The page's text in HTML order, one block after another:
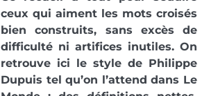
ceux qui aiment les mots croisés
bien construits, sans excès de
difficulté ni artifices inutiles. On
retrouve ici le style de Philippe
Dupuis tel qu’on l’attend dans Le